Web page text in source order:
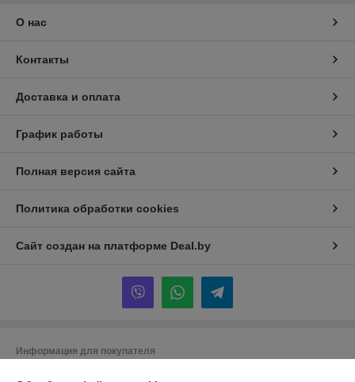
О нас
Контакты
Доставка и оплата
График работы
Полная версия сайта
Политика обработки cookies
Сайт создан на платформе Deal.by
Информация для покупателя